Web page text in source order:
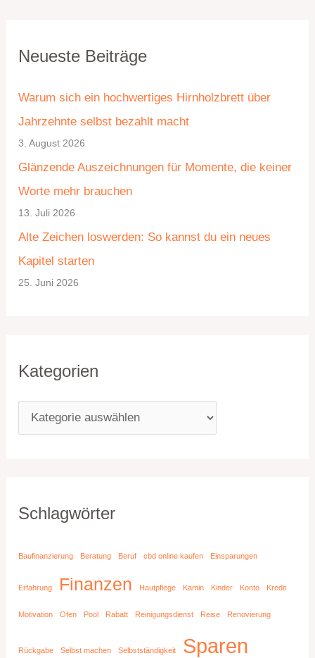
Neueste Beiträge
Warum sich ein hochwertiges Hirnholzbrett über
Jahrzehnte selbst bezahlt macht
3. August 2026
Glänzende Auszeichnungen für Momente, die keiner
Worte mehr brauchen
13. Juli 2026
Alte Zeichen loswerden: So kannst du ein neues
Kapitel starten
25. Juni 2026
Kategorien
a
e
g
o
r
i
Schlagwörter
Baufinanzierung Beratung Beruf cbd online kaufen Einsparungen
Erfahrung Finanzen Hautpflege Kamin Kinder Konto Kredit
Motivation Ofen Pool Rabatt Reinigungsdienst Reise Renovierung
Rückgabe Selbst machen Selbstständigkeit Sparen
r
h
i
v